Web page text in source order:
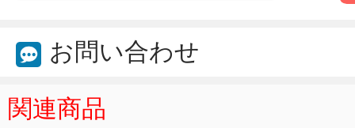
お問い合わせ
関連商品